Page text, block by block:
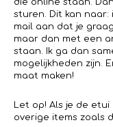
sturen. Dit kan
mail aan dat je
maar dan met een
staan. Ik ga dan
mogelijkheden zijn.
maat maken!
Let op! Als je de
overige items zoals